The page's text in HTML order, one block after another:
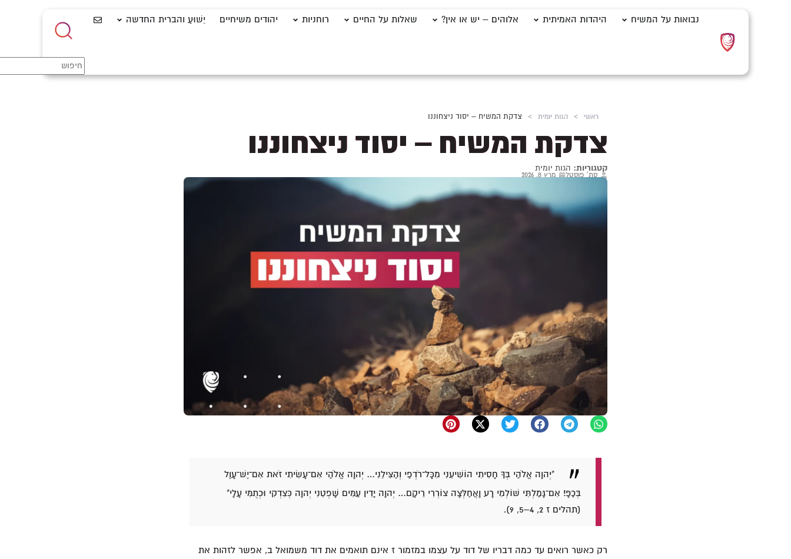
נבואות על המשיח היהדות האמיתית אלוהים – יש או אין? שאלות על החיים רוחניות יהודים משיחיים יֵשׁוּעַ והברית החדשה
ראשי > הגות יומית > צדקת המשיח – יסוד ניצחוננו
צדקת המשיח – יסוד ניצחוננו
קטגוריות: הגות יומית
סת' פוסטל מרץ 8, 2026
"יְהוָה אֱלֹהַי בְּךָ חָסִיתִי הוֹשִׁיעֵנִי מִכָּל־רֹדְפַי וְהַצִּילֵנִי… יְהוָה אֱלֹהַי אִם־עָשִׂיתִי זֹאת אִם־יֶשׁ־עָוֶל
בְּכַפָּי׃ אִם־גָּמַלְתִּי שׁוֹלְמִי רָע וָאֲחַלְּצָה צוֹרְרִי רֵיקָם… יְהוָה יָדִין עַמִּים שָׁפְטֵנִי יְהוָה כְּצִדְקִי וּכְתֻמִּי עָלָי"
(תהלים ז 2, 4–5, 9).
רק כאשר רואים עד כמה דבריו של דוד על עצמו במזמור ז אינם תואמים את דוד משמואל ב, אפשר לזהות את